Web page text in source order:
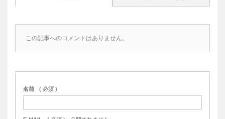
この記事へのコメントはありません。
名前 ( 必須 )